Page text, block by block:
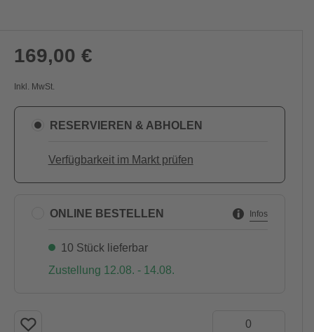
169,00 €
Inkl. MwSt.
RESERVIEREN & ABHOLEN
Verfügbarkeit im Markt prüfen
ONLINE BESTELLEN Infos
10 Stück lieferbar
Zustellung 12.08. - 14.08.